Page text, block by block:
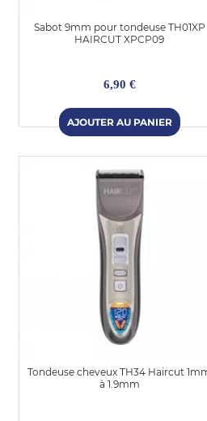
Sabot 9mm pour tondeuse TH01XP
HAIRCUT XPCP09
6,90 €
Tondeuse cheveux TH34 Haircut
à 1.9mm